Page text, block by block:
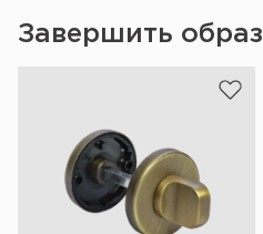
Завершить образ